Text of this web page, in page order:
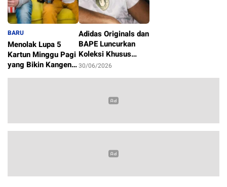
BARU
Menolak Lupa 5
Kartun Minggu Pagi
yang Bikin Kangen
Masa Kecil
1/07/2026
Adidas Originals dan
BAPE Luncurkan
Koleksi Khusus
Sambut Piala Dunia
30/06/2026